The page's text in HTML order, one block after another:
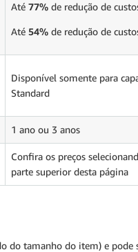
Até 77% de redução de
Até 54% de redução de
Disponível somente para
Standard
1 ano ou 3 anos
Confira os preços
parte superior desta página
tamanho do item) e pode